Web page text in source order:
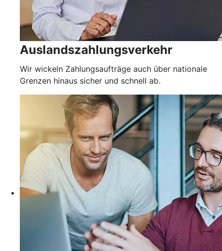
Auslandszahlungsverkehr
Wir wickeln Zahlungsaufträge auch über nationale
Grenzen hinaus sicher und schnell ab.